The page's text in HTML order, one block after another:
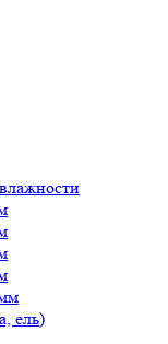
ель)